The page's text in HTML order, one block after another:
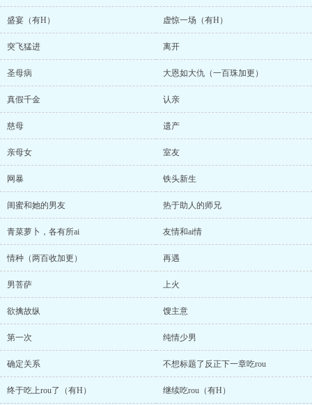
盛宴（有H） 虚惊一场（有H）
突飞猛进 离开
圣母病 大恩如大仇（一百珠加更）
真假千金 认亲
慈母 遗产
亲母女 室友
网暴 铁头新生
闺蜜和她的男友 热于助人的师兄
青菜萝卜，各有所ai 友情和ai情
情种（两百收加更） 再遇
男菩萨 上火
欲擒故纵 馊主意
第一次 纯情少男
确定关系 不想标题了反正下一章吃rou
终于吃上rou了（有H） 继续吃rou（有H）